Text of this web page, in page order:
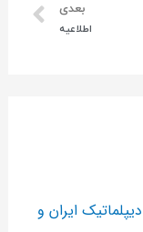
بعدی
اطلاعیه
ایران و